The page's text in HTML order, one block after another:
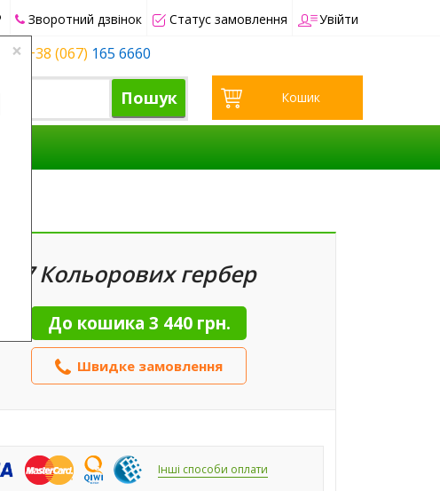
×
Зворотний дзвінок Статус замовлення Увійти
+38 (067) 165 6660
Пошук Кошик
7 Кольорових гербер
До кошика 3 440 грн.
Швидке замовлення
Інші способи оплати